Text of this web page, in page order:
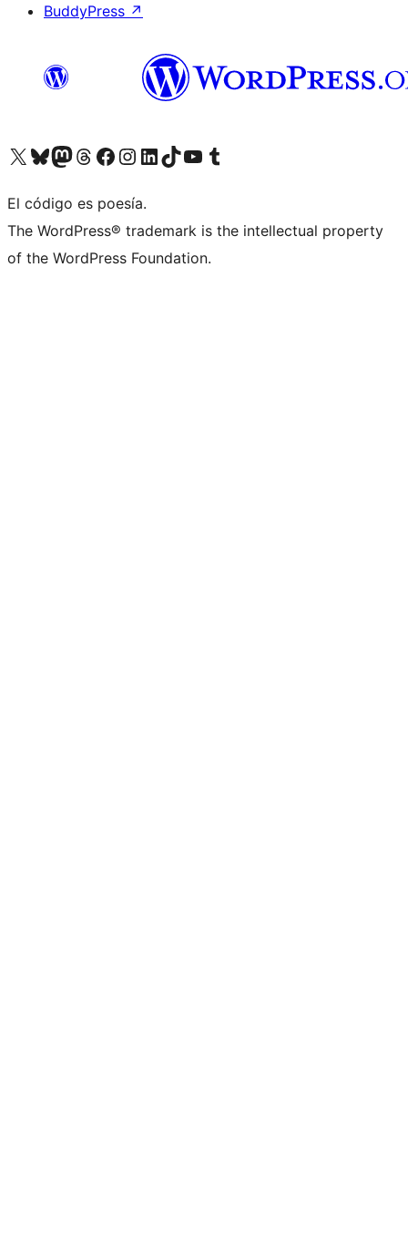
BuddyPress ↗
Visita nuestra cuenta de X (anteriormente Twitter)
Visita nuestra cuenta de Bluesky
Visita nuestra cuenta de Mastodon
Visita nuestra cuenta de Threads
Visita nuestra página de Facebook
Visita nuestra cuenta de Instagram
Visita nuestra cuenta de LinkedIn
Visita nuestra cuenta de TikTok
Visita nuestro canal de YouTube
Visita nuestra cuenta de Tumblr
El código es poesía.
The WordPress® trademark is the intellectual property
of the WordPress Foundation.